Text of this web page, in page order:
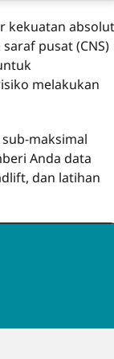
kekuatan
pusat (CNS)
melakukan
maksimal
Anda data
dan latihan